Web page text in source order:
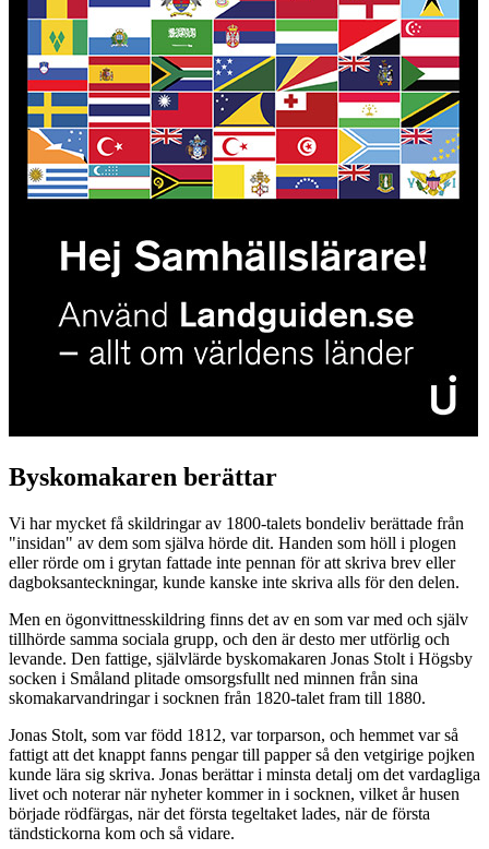
Byskomakaren berättar
Vi har mycket få skildringar av 1800-talets bondeliv berättade från
"insidan" av dem som själva hörde dit. Handen som höll i plogen
eller rörde om i grytan fattade inte pennan för att skriva brev eller
dagboksanteckningar, kunde kanske inte skriva alls för den delen.
Men en ögonvittnesskildring finns det av en som var med och själv
tillhörde samma sociala grupp, och den är desto mer utförlig och
levande. Den fattige, självlärde byskomakaren Jonas Stolt i Högsby
socken i Småland plitade omsorgsfullt ned minnen från sina
skomakarvandringar i socknen från 1820-talet fram till 1880.
Jonas Stolt, som var född 1812, var torparson, och hemmet var så
fattigt att det knappt fanns pengar till papper så den vetgirige pojken
kunde lära sig skriva. Jonas berättar i minsta detalj om det vardagliga
livet och noterar när nyheter kommer in i socknen, vilket år husen
började rödfärgas, när det första tegeltaket lades, när de första
tändstickorna kom och så vidare.